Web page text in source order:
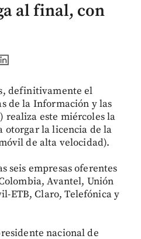
al final, con
definitivamente el
de la Información y las
realiza este miércoles la
otorgar la licencia de la
de alta velocidad).
seis empresas oferentes
Avantel, Unión
ETB, Claro, Telefónica y
nacional de